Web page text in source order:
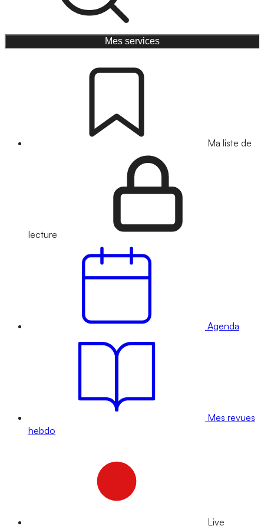
Mes services
Ma liste de
lecture
Agenda
Mes revues
hebdo
Live